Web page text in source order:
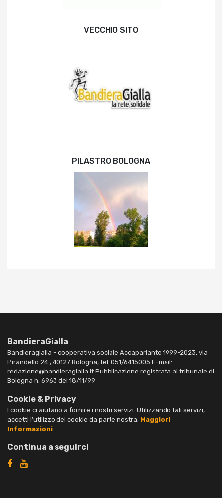
VECCHIO SITO
PILASTRO BOLOGNA
BandieraGialla
Bandieragialla – cooperativa sociale Accaparlante 1999-2023, via
Pirandello 24 , 40127 Bologna, tel. 051/6415005 E-mail:
redazione@bandieragialla.it Pubblicazione registrata al tribunale di
Bologna n. 6963 del 18/11/99
Cookie & Privacy
I cookie ci aiutano a fornire i nostri servizi. Utilizzando tali servizi,
accetti l’utilizzo dei cookie da parte nostra. Maggiori
Informazioni
Continua a seguirci